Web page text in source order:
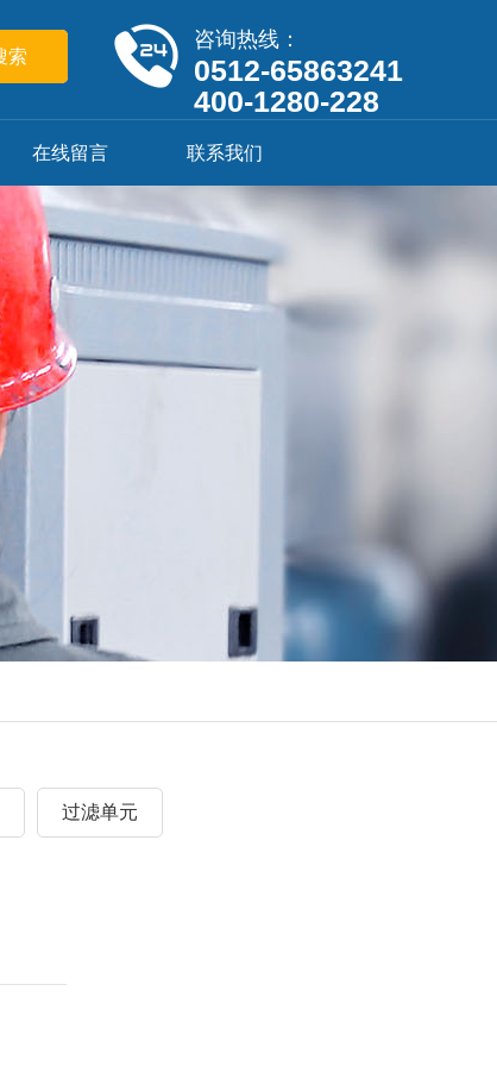
咨询热线：
0512-65863241
400-1280-228
在线留言 联系我们
过滤单元